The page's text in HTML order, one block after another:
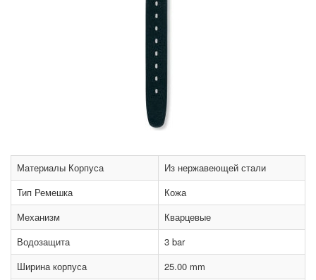
Материалы Корпуса
Из нержавеющей стали
Тип Ремешка
Кожа
Механизм
Кварцевые
Водозащита
3 bar
Ширина корпуса
25.00 mm